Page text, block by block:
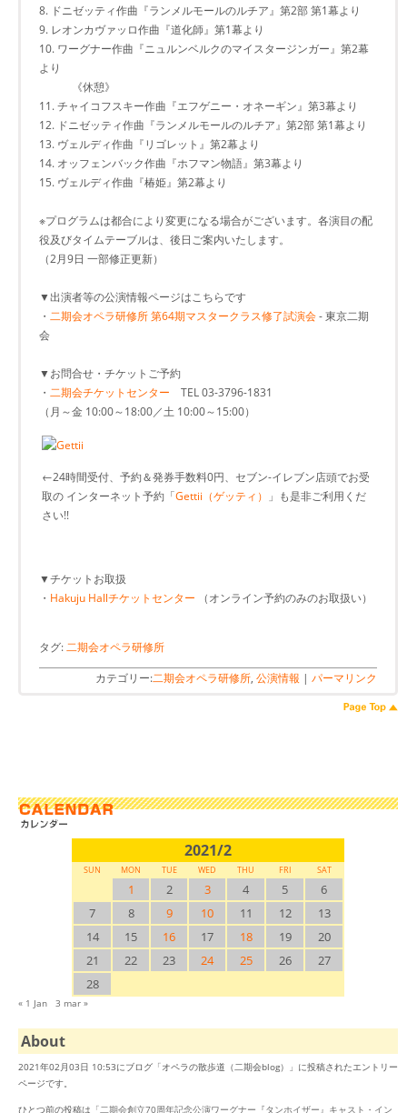
8. ドニゼッティ作曲『ランメルモールのルチア』第2部 第1幕より
9. レオンカヴァッロ作曲『道化師』第1幕より
10. ワーグナー作曲『ニュルンベルクのマイスタージンガー』第2幕
より
《休憩》
11. チャイコフスキー作曲『エフゲニー・オネーギン』第3幕より
12. ドニゼッティ作曲『ランメルモールのルチア』第2部 第1幕より
13. ヴェルディ作曲『リゴレット』第2幕より
14. オッフェンバック作曲『ホフマン物語』第3幕より
15. ヴェルディ作曲『椿姫』第2幕より
※プログラムは都合により変更になる場合がございます。各演目の配
役及びタイムテーブルは、後日ご案内いたします。
（2月9日 一部修正更新）
▼出演者等の公演情報ページはこちらです
・ 二期会オペラ研修所 第64期マスタークラス修了試演会- 東京二期
会
▼お問合せ・チケットご予約
・ 二期会チケットセンター TEL 03-3796-1831
（月～金 10:00～18:00／土 10:00～15:00）
←24時間受付、予約＆発券手数料0円、セブン-イレブン店頭でお受
取の インターネット予約「Gettii（ゲッティ）
」も是非ご利用くだ
さい!!
▼チケットお取扱
・ Hakuju Hallチケットセンター （オンライン予約のみのお取扱い）
タグ:二期会オペラ研修所
カテゴリー:二期会オペラ研修所, 公演情報 | パーマリンク
2021/2
SUN MON TUE WED THU FRI SAT
1 2 3 4 5
6
7
8 9 10 11 12
13
14
15 16 17 18 19
20
21
22 23 24 25 26
27
28
« 1 Jan 3 mar »
About
2021年02月03日 10:53にブログ「オペラの散歩道（二期会blog）」に投稿されたエントリー
ページです。
ひとつ前の投稿は「二期会創立70周年記念公演ワーグナー『タンホイザー』キャスト・イン